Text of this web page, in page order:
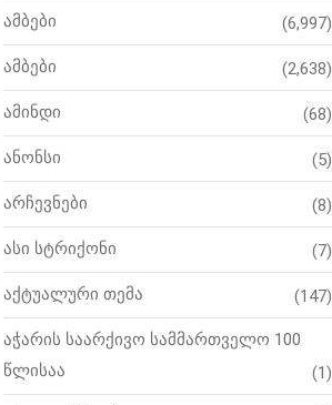
ამბები (6,997)
ამბები (2,638)
ამინდი (68)
ანონსი (5)
არჩევნები (8)
ასი სტრიქონი (7)
აქტუალური თემა (147)
აჭარის საარქივო სამმართველო 100
წლისაა
(1)